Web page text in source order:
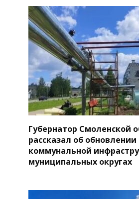
Губернатор Смоленской
рассказал об обновлении
коммунальной
муниципальных округах